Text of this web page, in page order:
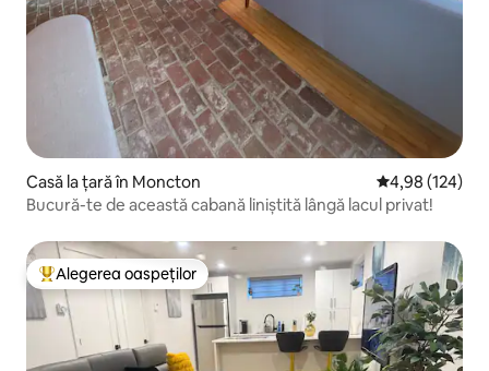
Casă la țară în Moncton Scor mediu de
4,98 (124)
Bucură-te de această cabană liniștită lângă lacul privat!
Locuință din topul categoriei Alegerea oaspeților
Alegerea oaspeților